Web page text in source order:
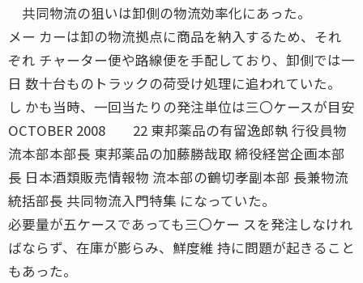
共同物流の狙いは卸側の物流効率化にあった。
メー カーは卸の物流拠点に商品を納入するため、それ
ぞれ チャーター便や路線便を手配しており、卸側では一
日 数十台ものトラックの荷受け処理に追われていた。
し かも当時、一回当たりの発注単位は三〇ケースが目安
OCTOBER 2008 22 東邦薬品の有留逸郎執 行役員物
流本部本部長 東邦薬品の加藤勝哉取 締役経営企画本部
長 日本酒類販売情報物 流本部の鶴切孝副本部 長兼物流
統括部長 共同物流入門特集 になっていた。
必要量が五ケースであっても三〇ケー スを発注しなけれ
ばならず、在庫が膨らみ、鮮度維 持に問題が起きること
もあった。